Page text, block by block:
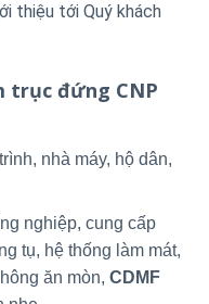
thiệu tới Quý khách
trục đứng CNP
nhà máy, hộ dân,
nghiệp, cung cấp
tụ, hệ thống làm mát,
ăn mòn, CDMF